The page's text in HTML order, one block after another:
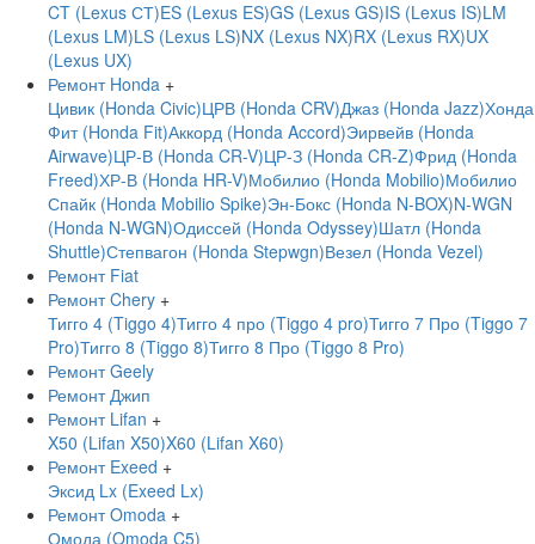
CT (Lexus СТ)ES (Lexus ES)GS (Lexus GS)IS (Lexus IS)LM
(Lexus LM)LS (Lexus LS)NX (Lexus NX)RX (Lexus RX)UX
(Lexus UX)
Ремонт Honda +
Цивик (Honda Civic)ЦРВ (Honda CRV)Джаз (Honda Jazz)Хонда
Фит (Honda Fit)Аккорд (Honda Accord)Эирвейв (Honda
Airwave)ЦР-В (Honda CR-V)ЦР-З (Honda CR-Z)Фрид (Honda
Freed)ХР-В (Honda HR-V)Мобилио (Honda Mobilio)Мобилио
Спайк (Honda Mobilio Spike)Эн-Бокс (Honda N-BOX)N-WGN
(Honda N-WGN)Одиссей (Honda Odyssey)Шатл (Honda
Shuttle)Степвагон (Honda Stepwgn)Везел (Honda Vezel)
Ремонт Fiat
Ремонт Chery +
Тигго 4 (Tiggo 4)Тигго 4 про (Tiggo 4 pro)Тигго 7 Про (Tiggo 7
Pro)Тигго 8 (Tiggo 8)Тигго 8 Про (Tiggo 8 Pro)
Ремонт Geely
Ремонт Джип
Ремонт Lifan +
X50 (Lifan X50)X60 (Lifan X60)
Ремонт Exeed +
Эксид Lx (Exeed Lx)
Ремонт Omoda +
Омода (Omoda C5)